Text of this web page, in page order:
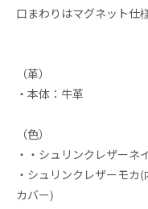
口まわりはマグネット仕
（革）
・本体：牛革
（色）
・・シュリンクレザーネ
・シュリンクレザーモカ
カバー)